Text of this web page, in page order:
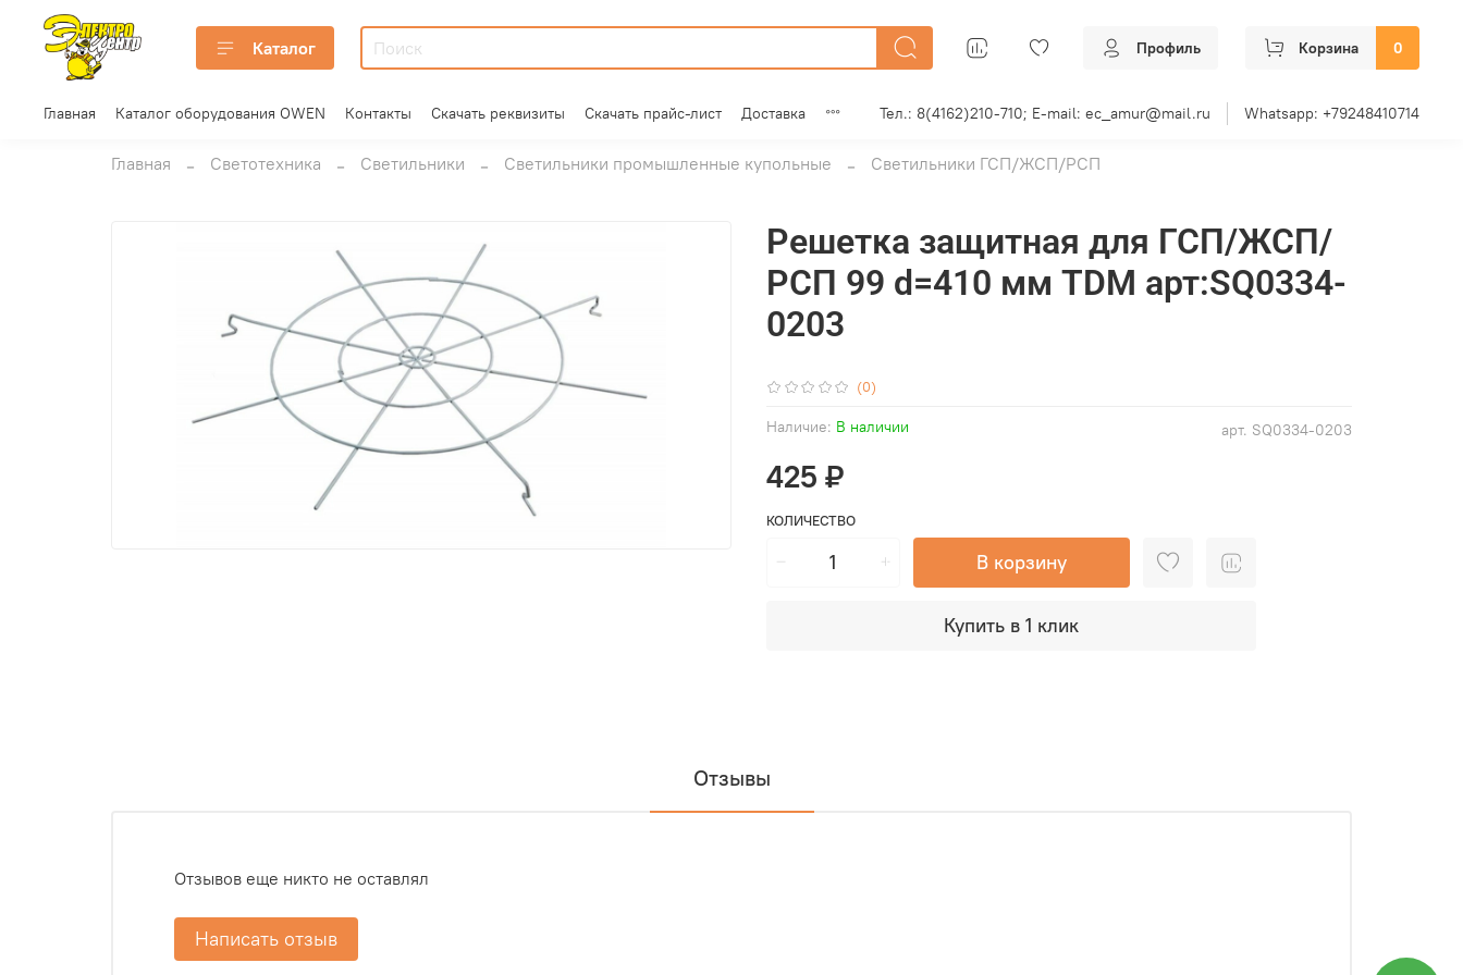
Каталог Профиль Корзина 0
Главная Каталог оборудования OWEN Контакты Скачать реквизиты Скачать прайс-лист Доставка Тел.: 8(4162)210-710; E-mail: ec_amur@mail.ru Whatsapp: +79248410714
Главная Светотехника Светильники Светильники промышленные купольные Светильники ГСП/ЖСП/РСП
(0)
арт. SQ0334-0203
Наличие: В наличии
Решетка защитная для ГСП/ЖСП/
РСП 99 d=410 мм TDM арт:SQ0334-
0203
425 ₽
КОЛИЧЕСТВО
В корзину
Купить в 1 клик
Отзывы
Отзывов еще никто не оставлял
Написать отзыв